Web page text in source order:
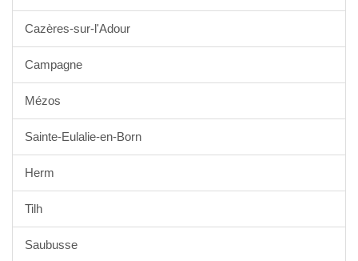
Cazères-sur-l'Adour
Campagne
Mézos
Sainte-Eulalie-en-Born
Herm
Tilh
Saubusse